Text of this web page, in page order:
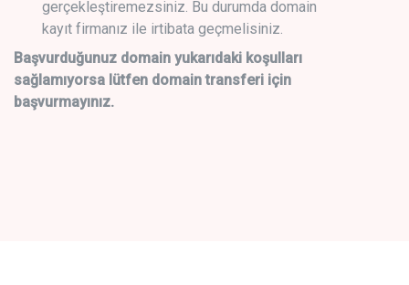
gerçekleştiremezsiniz. Bu durumda domain
kayıt firmanız ile irtibata geçmelisiniz.
Başvurduğunuz domain yukarıdaki koşulları
sağlamıyorsa lütfen domain transferi için
başvurmayınız.